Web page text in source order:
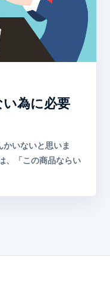
為に必要
いないと思いま
、「この商品ならい